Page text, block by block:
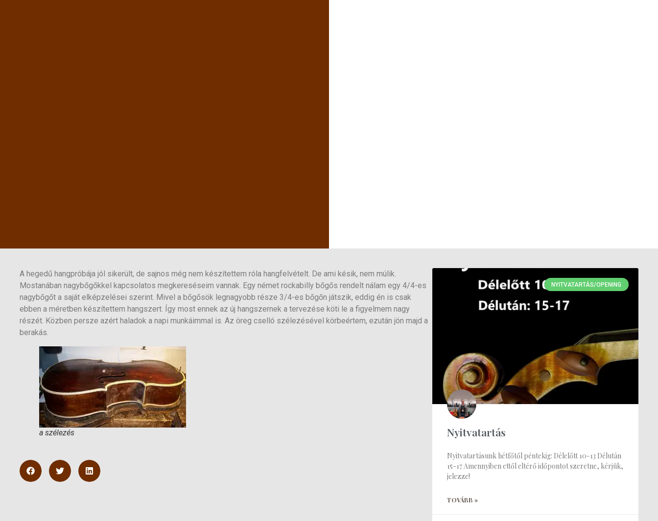
A hegedű hangpróbája jól sikerült, de sajnos még nem készítettem róla hangfelvételt. De ami késik, nem múlik.
Mostanában nagybőgőkkel kapcsolatos megkereséseim vannak. Egy német rockabilly bőgős rendelt nálam egy 4/4-es
nagybőgőt a saját elképzelései szerint. Mivel a bőgősök legnagyobb része 3/4-es bőgőn játszik, eddig én is csak
ebben a méretben készítettem hangszert. Így most ennek az új hangszernek a tervezése köti le a figyelmem nagy
részét. Közben persze azért haladok a napi munkáimmal is. Az öreg cselló szélezésével körbeértem, ezután jön majd a
berakás.
a szélezés
NYITVATARTÁS/OPENING
Nyitvatartás
Nyitvatartásunk hétfőtől péntekig: Délelőtt 10-13 Délután
15-17 Amennyiben ettől eltérő időpontot szeretne, kérjük,
jelezze!
TOVÁBB »